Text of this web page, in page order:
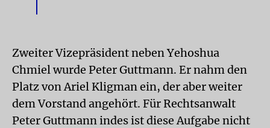
Zweiter Vizepräsident neben Yehoshua
Chmiel wurde Peter Guttmann. Er nahm den
Platz von Ariel Kligman ein, der aber weiter
dem Vorstand angehört. Für Rechtsanwalt
Peter Guttmann indes ist diese Aufgabe nicht